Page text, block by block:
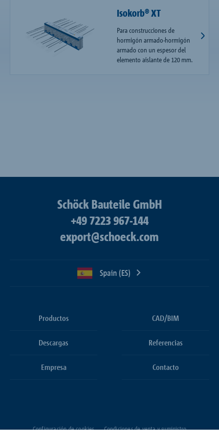
Isokorb® XT
Para construcciones de
hormigón armado-hormigón
armado con un espesor del
elemento aislante de 120 mm.
Schöck Bauteile GmbH
+49 7223 967-144
export@schoeck.com
Spain (ES)
Productos CAD/BIM
Descargas Referencias
Empresa Contacto
Configuración de cookies
Condiciones de venta y suministro